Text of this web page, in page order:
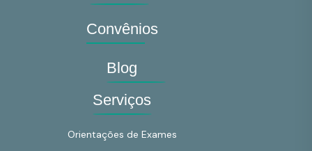
Convênios
Blog
Serviços
Orientações de Exames